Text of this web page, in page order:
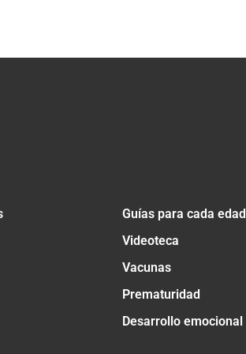
Guías para cada edad
Videoteca
Vacunas
Prematuridad
Desarrollo emocional